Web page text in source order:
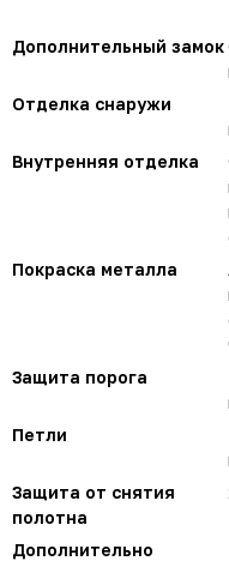
Дополнительный замок
Отделка снаружи
Внутренняя отделка
Покраска металла
Защита порога
Петли
Защита от снятия
полотна
Дополнительно